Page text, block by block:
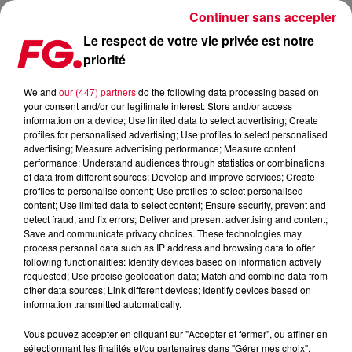
DANSER, PAS PLUS RISQUÉ QUE DE FAIRE SON SHOPPING !
Publié : 20 mai 2021 à 9h59 par Christophe HUBERT
Le respect de votre vie privée est notre
priorité
We and our (447) partnersdo the following data processing based on
your consent and/or our legitimate interest: Store and/or access
information on a device; Use limited data to select advertising; Create
profiles for personalised advertising; Use profiles to select personalised
advertising; Measure advertising performance; Measure content
performance; Understand audiences through statistics or combinations
of data from different sources; Develop and improve services; Create
profiles to personalise content; Use profiles to select personalised
content; Use limited data to select content; Ensure security, prevent and
detect fraud, and fix errors; Deliver and present advertising and content;
Save and communicate privacy choices. These technologies may
process personal data such as IP address and browsing data to offer
following functionalities: Identify devices based on information actively
requested; Use precise geolocation data; Match and combine data from
other data sources; Link different devices; Identify devices based on
information transmitted automatically.
Vous pouvez accepter en cliquant sur "Accepter et fermer", ou affiner en
sélectionnant les finalités et/ou partenaires dans "Gérer mes choix".
Continuer sans accepter